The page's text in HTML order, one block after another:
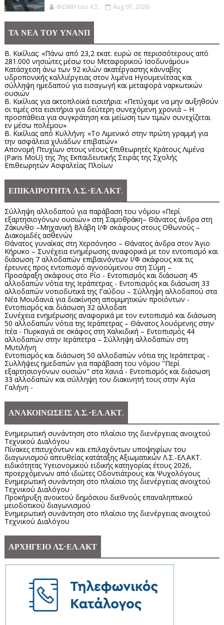
ΦΩΝΗ του Λ.Σ. Aug 07, 2026
ΤΑ ΝΕΑ ΤΟΥ ΥΝΑΝΠ
Β. Κικίλιας: «Πάνω από 23,2 εκατ. ευρώ σε περισσότερους από
281.000 νησιώτες μέσω του Μεταφορικού Ισοδυνάμου»
Κατάσχεση άνω των 92 κιλών ακατέργαστης κάνναβης
υδροπονικής καλλιέργειας στον λιμένα Ηγουμενίτσας και
σύλληψη ημεδαπού για εισαγωγή και μεταφορά ναρκωτικών
ουσιών
Β. Κικίλιας για ακτοπλοϊκά εισιτήρια: «Πετύχαμε να μην αυξηθούν
οι τιμές στα εισιτήρια για δεύτερη συνεχόμενη χρονιά – Η
προσπάθεια για συγκράτηση και μείωση των τιμών συνεχίζεται
εν μέσω πολέμου»
Β. Κικίλιας από Κυλλήνη: «Το Λιμενικό στην πρώτη γραμμή για
την ασφάλεια χιλιάδων επιβατών»
Απονομή Πτυχίων στους νέους Επιθεωρητές Κράτους Λιμένα
(Paris MoU) της 7ης Εκπαιδευτικής Σειράς της Σχολής
Επιθεωρητών Ασφαλείας Πλοίων
ΕΠΙΚΑΙΡΟΤΗΤΑ Λ.Σ.-ΕΛ.ΑΚΤ.
Σύλληψη αλλοδαπού για παράβαση του νόμου «Περί
εξαρτησιογόνων ουσιών» στη Σαμοθράκη– Θάνατος άνδρα στη
Ζάκυνθο –Μηχανική Βλάβη Ι/Φ σκάφους στους Οθωνούς –
Διακομιδές ασθενών
Θάνατος γυναίκας στη Χερσόνησο – Θάνατος άνδρα στον Άγιο
Κήρυκο – Συνέχεια ενημέρωσης αναφορικά με τον εντοπισμό και
διάσωση 7 αλλοδαπών επιβαινόντων Ι/Φ σκάφους και τις
έρευνες προς εντοπισμό αγνοούμενου στη Σύμη –
Προσάραξη σκάφους στο Ρίο - Εντοπισμός και διάσωση 45
αλλοδαπών νότια της Ιεράπετρας - Εντοπισμός και διάσωση 33
αλλοδαπών νοτιοδυτικά της Γαύδου – Σύλληψη αλλοδαπού στα
Νέα Μουδανιά για διακίνηση απομιμητικών προϊόντων -
Εντοπισμός και διάσωση 32 αλλοδαπ
Συνέχεια ενημέρωσης αναφορικά με τον εντοπισμό και διάσωση
50 αλλοδαπών νότια της Ιεράπετρας – Θάνατος λουόμενης στην
Ιτέα - Πυρκαγιά σε σκάφος στη Χαλκιδική – Εντοπισμός 44
αλλοδαπών στην Ιεράπετρα – Σύλληψη αλλοδαπών στη
Μυτιλήνη
Εντοπισμός και διάσωση 50 αλλοδαπών νότια της Ιεράπετρας -
Συλλήψεις ημεδαπών για παράβαση του νόμου "Περί
εξαρτησιογόνων ουσιών" στα Χανιά - Εντοπισμός και διάσωση
33 αλλοδαπών και σύλληψη του διακινητή τους στην Αγία
Γαλήνη -
ΑΝΑΚΟΙΝΩΣΕΙΣ Λ.Σ.-ΕΛ.ΑΚΤ.
Ενημερωτική συνάντηση στο πλαίσιο της διενέργειας ανοιχτού
Τεχνικού Διαλόγου
Πίνακες επιτυχόντων και επιλαχόντων υποψηφίων του
διαγωνισμού απευθείας κατάταξης Αξιωματικών Λ.Σ.-ΕΛ.ΑΚΤ.
ειδικότητας Υγειονομικού ειδικής κατηγορίας έτους 2026,
προερχόμενων από ιδιώτες Οδοντιάτρους και Ψυχολόγους
Ενημερωτική συνάντηση στο πλαίσιο της διενέργειας ανοιχτού
Τεχνικού Διαλόγου
Προκήρυξη ανοικτού δημόσιου διεθνούς επαναληπτικού
μειοδοτικού διαγωνισμού
Ενημερωτική συνάντηση στο πλαίσιο της διενέργειας ανοιχτού
Τεχνικού Διαλόγου
ΑΡΧΗΓΕΙΟ ΛΣ-ΕΛ.ΑΚΤ